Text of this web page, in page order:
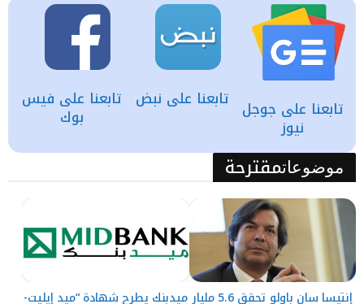
تابعنا على فيس
بوك
تابعنا على نبض تابعنا على جوجل
نيوز
موضوعاتمقترحة
إنتيسا سان باولو تحقق 5.6 مليار ميدبنك يطرح شهادة “ميد إيليت-